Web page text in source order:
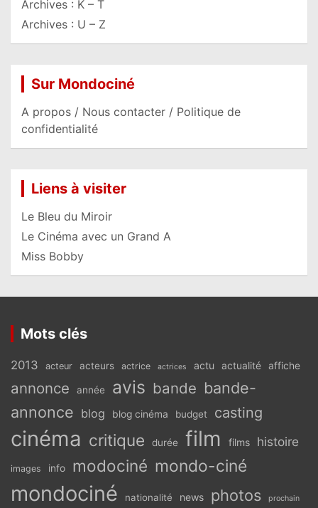
Archives : K – T
Archives : U – Z
Sur Mondociné
A propos / Nous contacter / Politique de
confidentialité
Liens à visiter
Le Bleu du Miroir
Le Cinéma avec un Grand A
Miss Bobby
Mots clés
2013 acteur acteurs actrice actrices actu actualité affiche
annonce année avis bande bande-
annonce blog blog cinéma budget casting
cinéma critique durée film films histoire
images info modociné mondo-ciné
mondociné nationalité news photos prochain